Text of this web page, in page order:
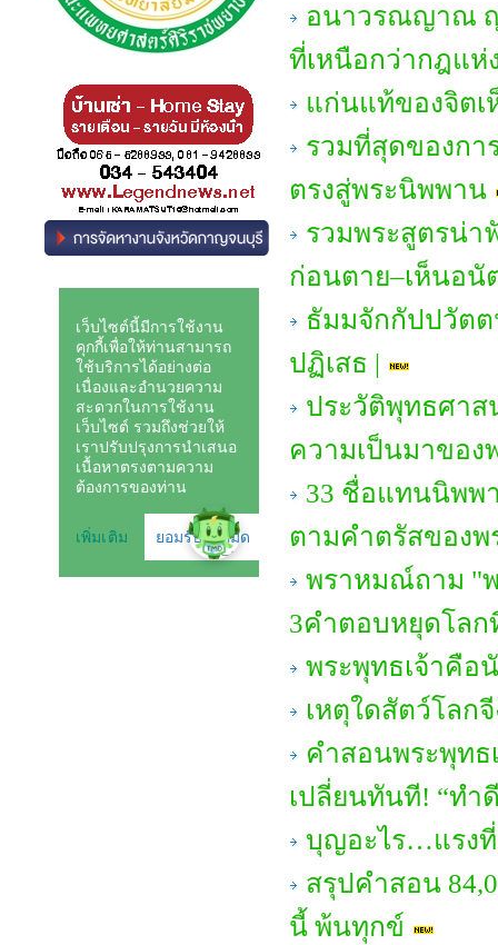
อนาวรณญาณ
ที่เหนือกว่ากฎแห่
แก่นแท้ของจิตเ
รวมที่สุดของกา
ตรงสู่พระนิพพาน
รวมพระสูตรน่า
ก่อนตาย–เห็นอ
ธัมมจักกัปปวัตต
ปฏิเสธ |
ประวัติพุทธศาส
ความเป็นมาของ
33 ชื่อแทนนิพพ
ตามคำตรัสของพ
พราหมณ์ถาม "พ
3คำตอบหยุดโล
พระพุทธเจ้าคือ
เหตุใดสัตว์โลก
คำสอนพระพุทธ
เปลี่ยนทันที! “ทำ
บุญอะไร…แรงที่
สรุปคำสอน
นี้ พ้นทุกข์